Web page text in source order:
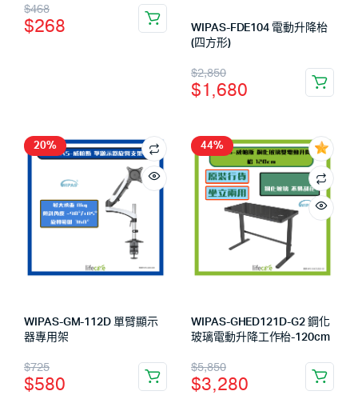
$468
$268
WIPAS-FDE104 電動升降枱
(四方形)
$2,850
$1,680
20%
WIPAS-GM-112D 單臂顯示
器專用架
$725
$580
44%
WIPAS-GHED121D-G2 鋼化
玻璃電動升降工作枱-120cm
$5,850
$3,280